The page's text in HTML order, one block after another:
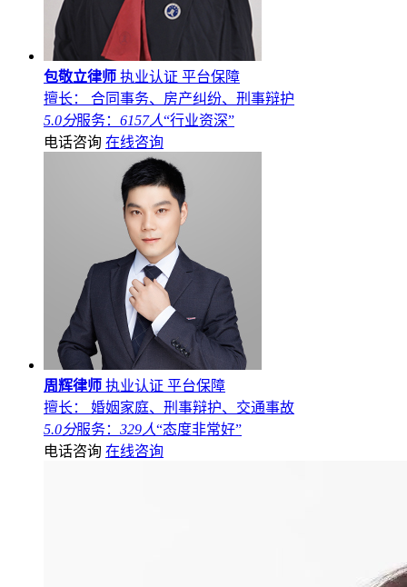
包敬立律师 执业认证 平台保障
擅长： 合同事务、房产纠纷、刑事辩护
5.0分服务： 6157人“行业资深”
电话咨询 在线咨询
周辉律师 执业认证 平台保障
擅长： 婚姻家庭、刑事辩护、交通事故
5.0分服务： 329人“态度非常好”
电话咨询 在线咨询